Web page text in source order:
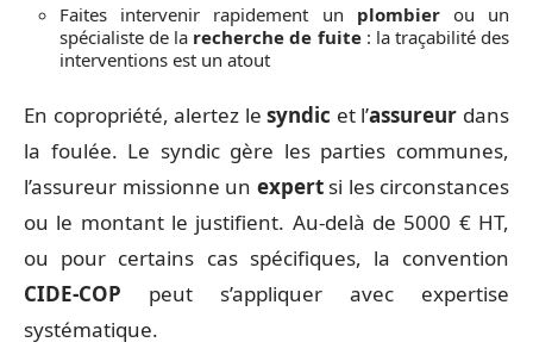
Faites intervenir rapidement un plombierou un
spécialiste de la recherche de fuite: la traçabilité des
interventions est un atout
En copropriété, alertez lesyndic et l’assureur dans
la foulée. Le syndic gère les parties communes,
l’assureur missionne un expertsi les circonstances
ou le montant le justifient. Au-delà de 5000 € HT,
ou pour certains cas spécifiques, la convention
CIDE-COP peut s’appliquer avec expertise
systématique.